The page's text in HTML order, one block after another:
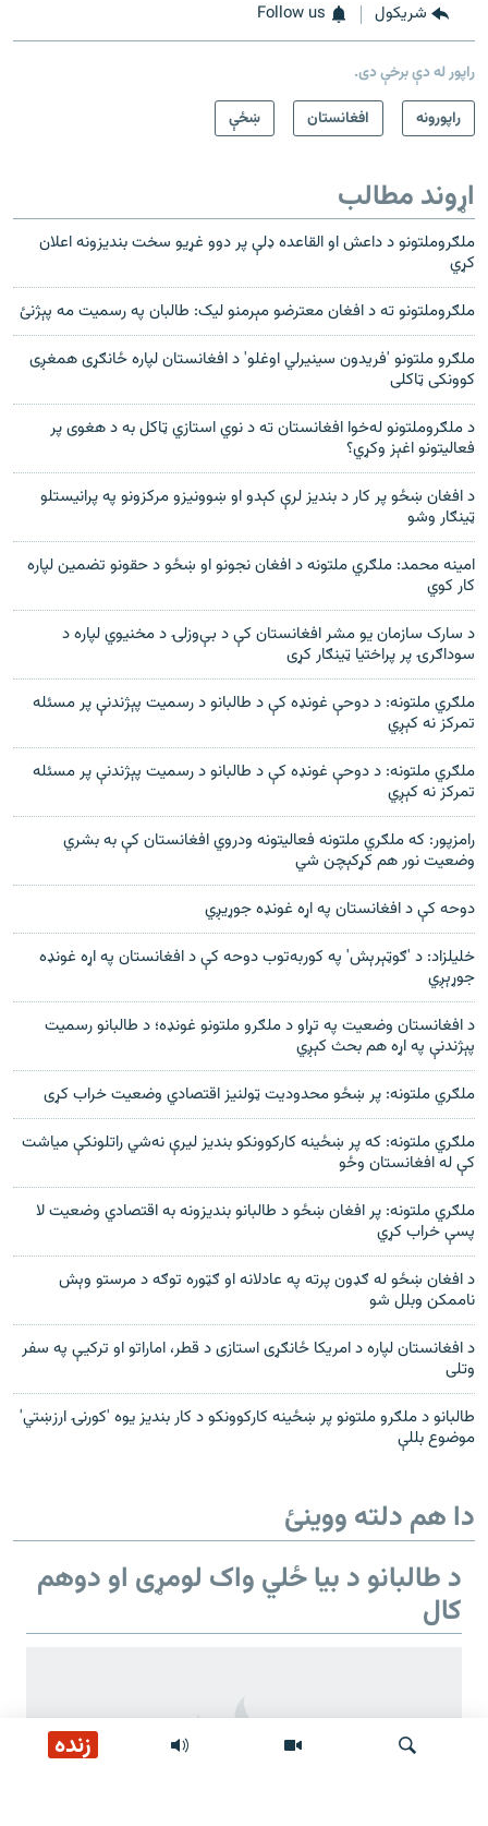
زنده
شريکول Follow us
راپور له دې برخې دی.
راپورونه
افغانستان ښځې
اړوند مطالب
ملګروملتونو د داعش او القاعده ډلې پر دوو غړيو سخت بنديزونه اعلان
کړي
ملګروملتونو ته د افغان معترضو مېرمنو ليک: طالبان په رسميت مه پېژنئ
ملګرو ملتونو 'فریدون سینیرلي اوغلو' د افغانستان لپاره ځانګړی همغږی
کوونکی ټاکلی
د ملګروملتونو له‌خوا افغانستان ته د نوي استازي ټاکل به د هغوی پر
فعاليتونو اغېز وکړي؟
د افغان ښځو پر کار د بندیز لرې کېدو او ښوونیزو مرکزونو په پرانیستلو
ټینګار وشو
امینه محمد: ملګري ملتونه د افغان نجونو او ښځو د حقونو تضمین لپاره
کار کوي
د سارک سازمان يو مشر افغانستان کې د بې‌وزلۍ د مخنيوي لپاره د
سوداګرۍ پر پراختيا ټينګار کړی
ملګري ملتونه: د دوحې غونډه کې د طالبانو د رسمیت پېژندنې پر مسئله
تمرکز نه کېږي
ملګري ملتونه: د دوحې غونډه کې د طالبانو د رسمیت پېژندنې پر مسئله
تمرکز نه کېږي
رامزپور: که ملګري ملتونه فعاليتونه ودروي افغانستان کې به بشري
وضعيت نور هم کړکېچن شي
دوحه کې د افغانستان په اړه غونډه جوړيږي
خليلزاد: د 'ګوټېرېش' په کوربه‌توب دوحه کې د افغانستان په اړه غونډه
جوړېږي
د افغانستان وضعیت په تړاو د ملګرو ملتونو غونډه؛ د طالبانو رسمیت
پېژندنې په اړه هم بحث کېږي
ملګري ملتونه: پر ښځو محدوديت ټولنيز اقتصادي وضعيت خراب کړی
ملګري ملتونه: که پر ښځينه کارکوونکو بنديز ليرې نه‌شي راتلونکې مياشت
کې له افغانستان وځو
ملګري ملتونه: پر افغان ښځو د طالبانو بندیزونه به اقتصادي وضعیت لا
پسې خراب کړي
د افغان ښځو له ګډون پرته په عادلانه او ګټوره توګه د مرستو وېش
ناممکن وبلل شو
د افغانستان لپاره د امریکا ځانګړی استازی د قطر، اماراتو او ترکیې په سفر
وتلی
طالبانو د ملګرو ملتونو پر ښځینه کارکوونکو د کار بندیز یوه 'کورنۍ ارزښتي'
موضوع بللې
دا هم دلته ووینئ
د طالبانو د بیا ځلي واک لومړی او دوهم
کال